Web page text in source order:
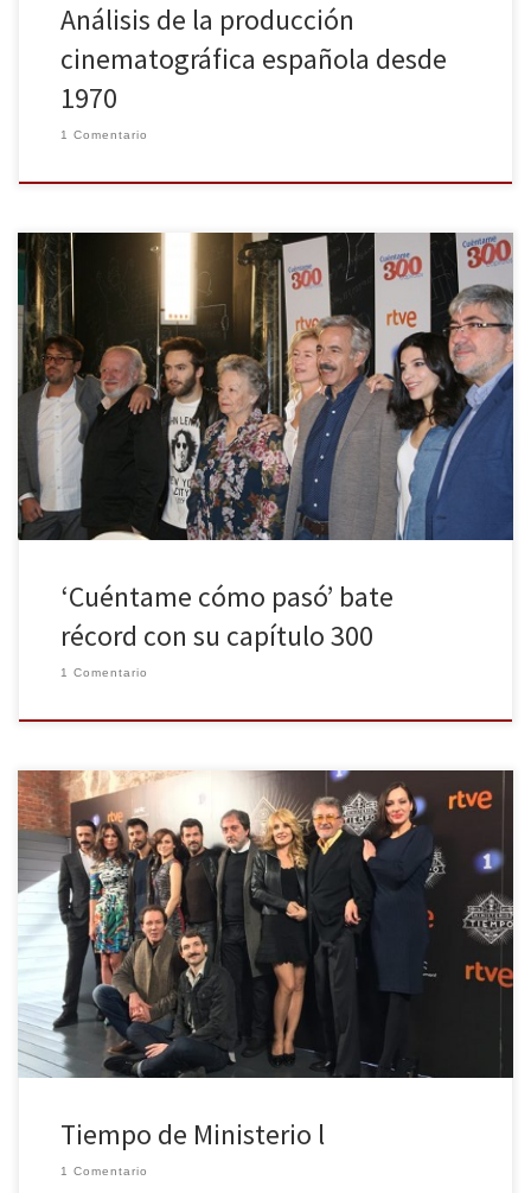
Análisis de la producción
cinematográfica española desde
1970
1 Comentario
La serie Cuéntame cómo pasó emitió anoche su capítulo número
300 convirtiéndose, así, en la única serie de ficción española
semanal que consigue superar este número de episodios. 15 años
después de su estreno y tras 17 temporadas, la mítica serie de TVE
que narra la vida de la familia […]
‘Cuéntame cómo pasó’ bate
récord con su capítulo 300
1 Comentario
Regresa la serie de TVE fenómeno en redes sociales y crítica: El
Ministerio del Tiempo. La Huella Digital acude al pase exclusivo del
primer capítulo de la segunda temporada y a la rueda de prensa
de presentación con su creador y protagonistas, algunos de los
cuales también hemos tenido la […]
Tiempo de Ministerio l
1 Comentario